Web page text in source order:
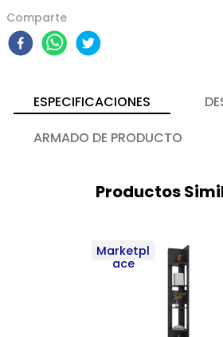
Comparte
ESPECIFICACIONES
ARMADO DE PRODUCTO
Productos
Marketpl
ace